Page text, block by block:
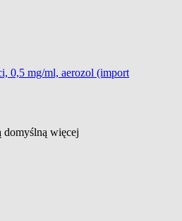
0,5 mg/ml, aerozol (import
domyślną więcej